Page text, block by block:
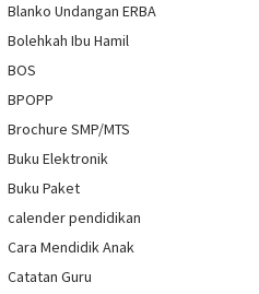
Blanko Undangan ERBA
Bolehkah Ibu Hamil
BOS
BPOPP
Brochure SMP/MTS
Buku Elektronik
Buku Paket
calender pendidikan
Cara Mendidik Anak
Catatan Guru